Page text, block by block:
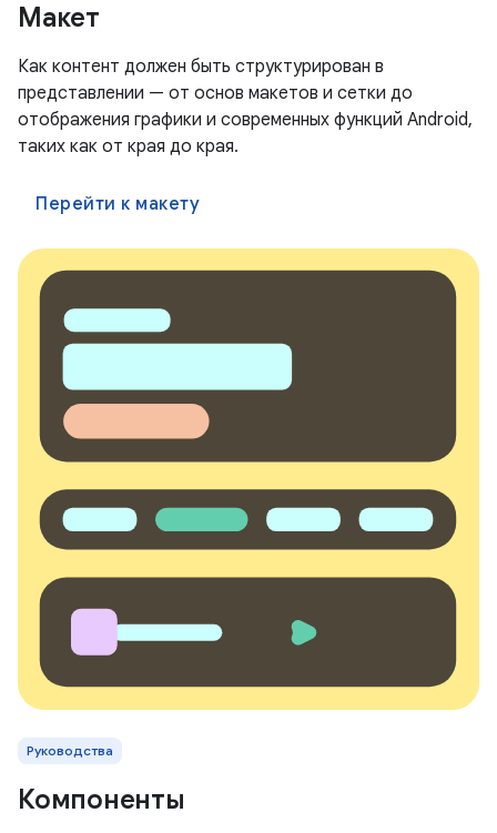
Макет
Как контент должен быть структурирован в
представлении — от основ макетов и сетки до
отображения графики и современных функций Android,
таких как от края до края.
Перейти к макету
Руководства
Компоненты